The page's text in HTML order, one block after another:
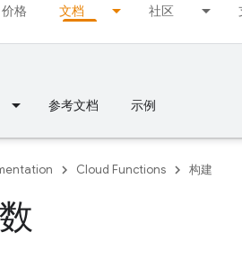
价格 文档 社区
参考文档 示例
Cloud Functions 构建